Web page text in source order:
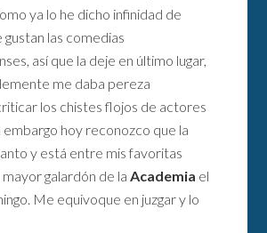
ya lo he dicho infinidad de
gustan las comedias
así que la deje en último lugar,
me daba pereza
los chistes flojos de actores
embargo hoy reconozco que la
y está entre mis favoritas
mayor galardón de laAcademia el
Me equivoque en juzgar y lo